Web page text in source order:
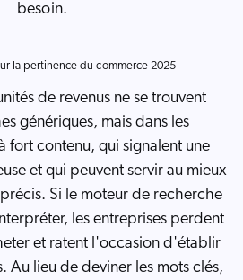
besoin.
la pertinence du commerce 2025
de revenus ne se trouvent
génériques, mais dans les
fort contenu, qui signalent une
et qui peuvent servir au mieux
Si le moteur de recherche
les entreprises perdent
et ratent l'occasion d'établir
Au lieu de deviner les mots clés,